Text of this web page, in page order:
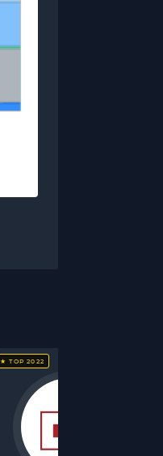
★ TOP 2022